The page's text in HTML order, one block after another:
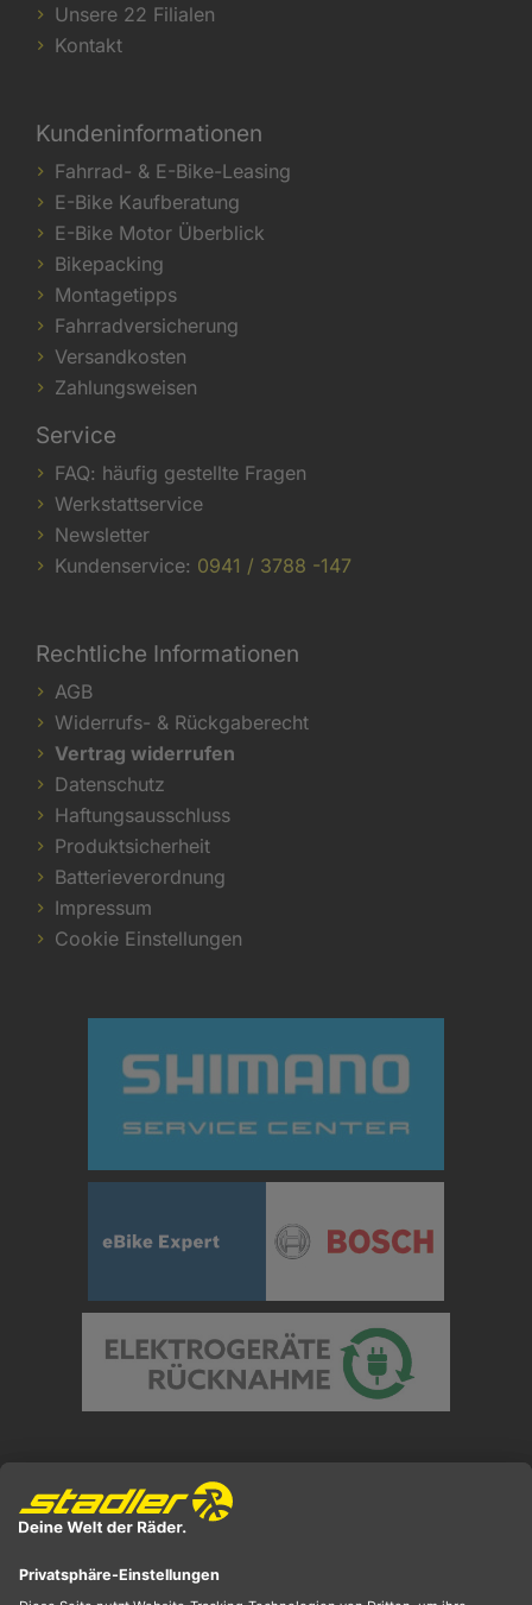
Unsere 22 Filialen
Kontakt
Kundeninformationen
Fahrrad- & E-Bike-Leasing
E-Bike Kaufberatung
E-Bike Motor Überblick
Bikepacking
Montagetipps
Fahrradversicherung
Versandkosten
Zahlungsweisen
Service
FAQ: häufig gestellte Fragen
Werkstattservice
Newsletter
Kundenservice: 0941 / 3788 -147
Rechtliche Informationen
AGB
Widerrufs- & Rückgaberecht
Vertrag widerrufen
Datenschutz
Haftungsausschluss
Produktsicherheit
Batterieverordnung
Impressum
Cookie Einstellungen